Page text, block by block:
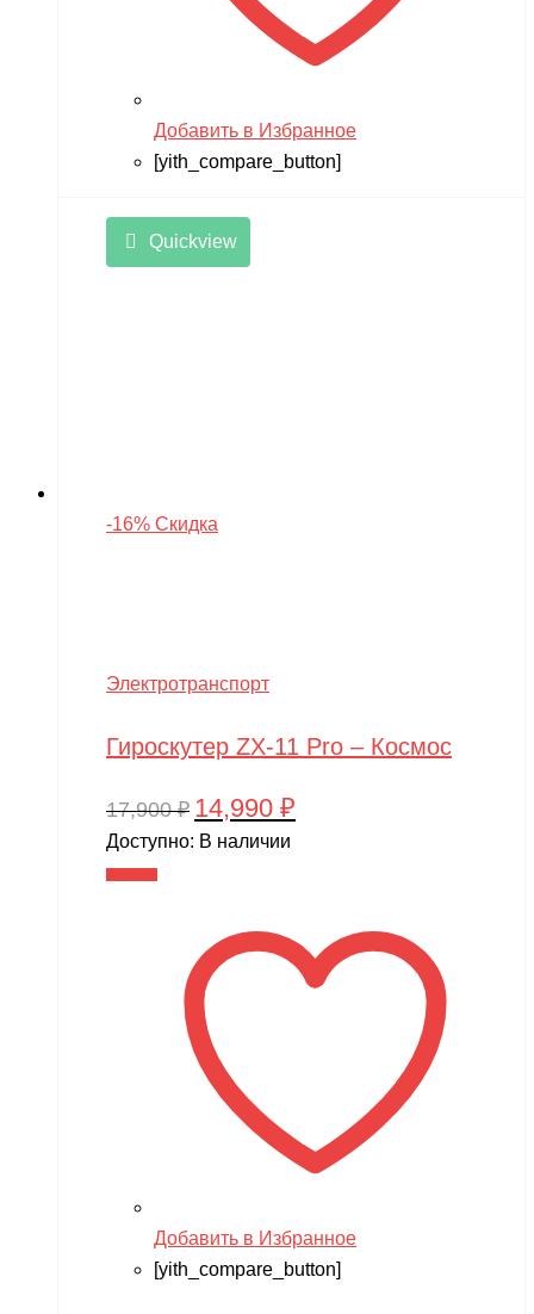
Добавить в Избранное
[yith_compare_button]
Quickview
-16% Скидка
Электротранспорт
Гироскутер ZX-11 Pro – Космос
17,900₽ Первоначальная
цена
14,990 ₽
Доступно: В наличии
Добавить в Избранное
[yith_compare_button]